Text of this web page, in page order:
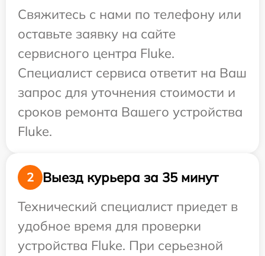
Свяжитесь с нами по телефону или
оставьте заявку на сайте
сервисного центра Fluke.
Специалист сервиса ответит на Ваш
запрос для уточнения стоимости и
сроков ремонта Вашего устройства
Fluke.
2
Выезд курьера за 35 минут
Технический специалист приедет в
удобное время для проверки
устройства Fluke. При серьезной